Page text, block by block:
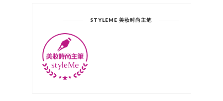
STYLEME 美妆时尚主笔